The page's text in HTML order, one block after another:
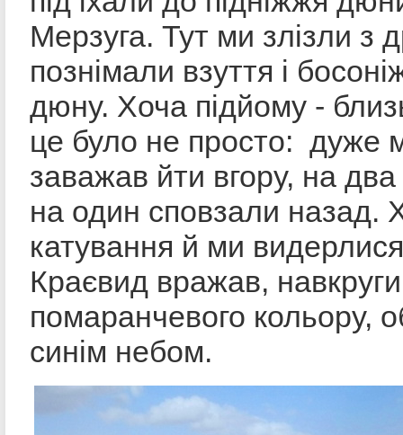
Мерзуга. Тут ми злізли з
познімали взуття і
дюну. Хоча підйому -
це було не просто: дуже
заважав йти вгору, на
на один сповзали назад.
катування й ми
Краєвид вражав,
помаранчевого кольору,
синім небом.